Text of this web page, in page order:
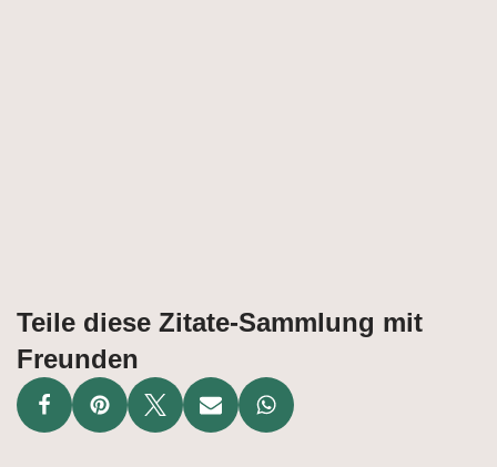
Teile diese Zitate-Sammlung mit
Freunden